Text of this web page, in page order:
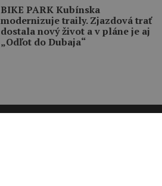
BIKE PARK Kubínska
modernizuje traily. Zjazdová trať
dostala nový život a v pláne je aj
„Odľot do Dubaja“